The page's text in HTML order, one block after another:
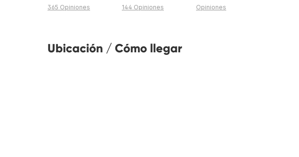
365 Opiniones 144 Opiniones Opiniones
Ubicación / Cómo llegar